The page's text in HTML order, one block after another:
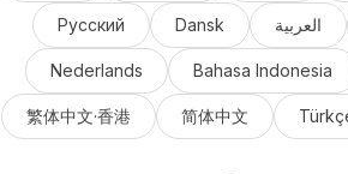
Русский Dansk العربية
Nederlands Bahasa Indonesia
繁体中文·香港 简体中文